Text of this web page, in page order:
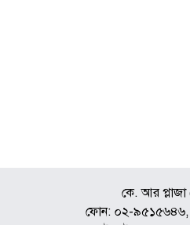
কে. আর
ফোন: ০২-